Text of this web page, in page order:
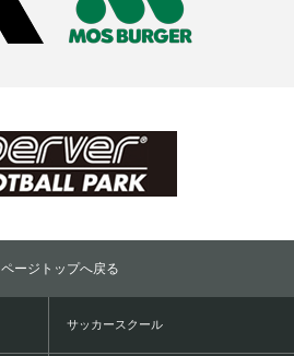
ページトップへ戻る
サッカースクール